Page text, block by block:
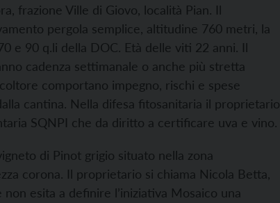
frazione Ville di Giovo, località Pian. Il
pergola semplice, altitudine 760 metri, la
e 90 q.li della DOC. Età delle viti 22 anni. Il
cadenza settimanale o anche più stretta
comportano impegno, rischi e spese
cantina. Nella difesa fitosanitaria il proprietario
SQNPI che da diritto a certificare uva e vino.
di Pinot grigio situato nella zona
corona. Il proprietario si chiama Nicola Betta,
esita a definire l’iniziativa Mosaico una